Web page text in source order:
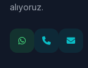
alıyoruz.